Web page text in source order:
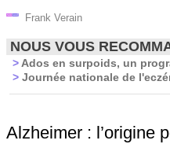
Frank Verain
NOUS VOUS
> Ados en surpoids, un
> Journée nationale de
Alzheimer : l’origine